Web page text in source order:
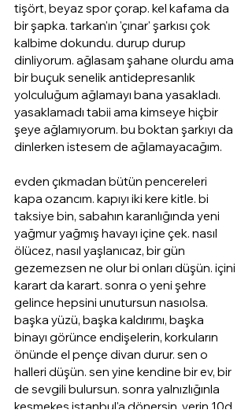
tişört, beyaz spor çorap. kel kafama da
bir şapka. tarkan'ın 'çınar' şarkısı çok
kalbime dokundu. durup durup
dinliyorum. ağlasam şahane olurdu ama
bir buçuk senelik antidepresanlık
yolculuğum ağlamayı bana yasakladı.
yasaklamadı tabii ama kimseye hiçbir
şeye ağlamıyorum. bu boktan şarkıyı da
dinlerken istesem de ağlamayacağım.
evden çıkmadan bütün pencereleri
kapa ozancım. kapıyı iki kere kitle. bi
taksiye bin, sabahın karanlığında yeni
yağmur yağmış havayı içine çek. nasıl
ölücez, nasıl yaşlanıcaz, bir gün
gezemezsen ne olur bi onları düşün. içini
karart da karart. sonra o yeni şehre
gelince hepsini unutursun nasıolsa.
başka yüzü, başka kaldırımı, başka
binayı görünce endişelerin, korkuların
önünde el pençe divan durur. sen o
halleri düşün. sen yine kendine bir ev, bir
de sevgili bulursun. sonra yalnızlığınla
keşmekeş istanbul'a dönersin. yerin 10d,